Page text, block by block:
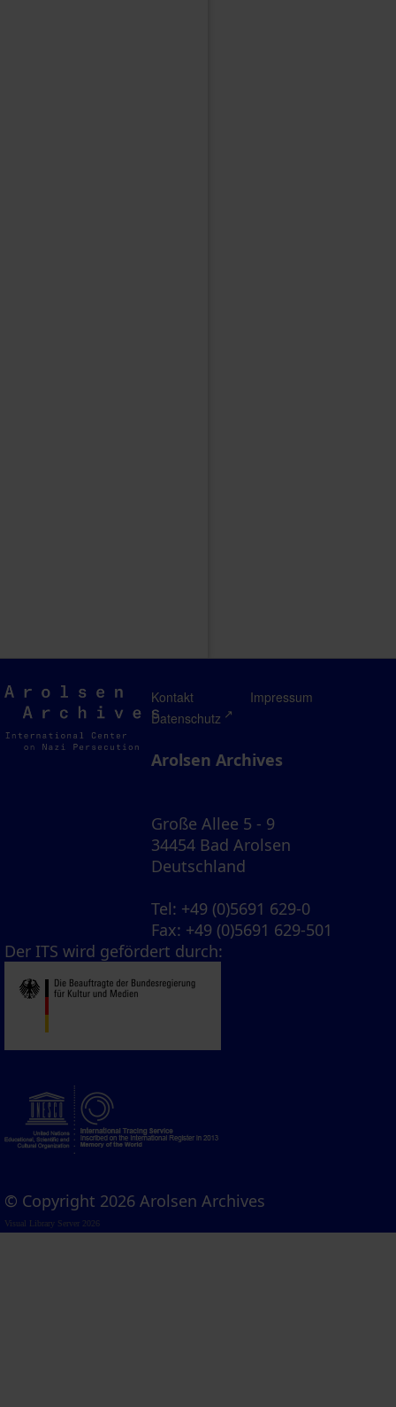
Arolsen
Archives
Kontakt
Impressum
Datenschutz
Arolsen Archives
Große Allee 5 - 9
34454 Bad Arolsen
Deutschland
Tel: +49 (0)5691 629-0
Fax: +49 (0)5691 629-501
Der ITS wird gefördert durch:
© Copyright 2026 Arolsen Archives
Visual Library Server 2026